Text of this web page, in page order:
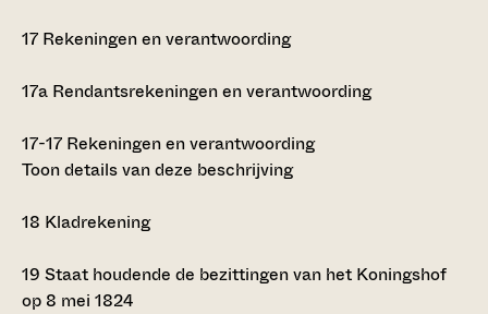
17 Rekeningen en verantwoording
17a Rendantsrekeningen en verantwoording
17-17 Rekeningen en verantwoording
Toon details van deze beschrijving
18 Kladrekening
19 Staat houdende de bezittingen van het Koningshof
op 8 mei 1824